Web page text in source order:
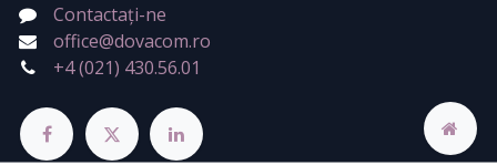
Contactați-ne
office@dovacom.ro
+4 (021) 430.56.01